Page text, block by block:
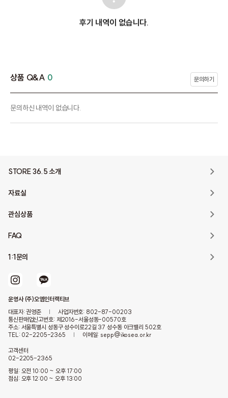
후기 내역이 없습니다.
상품 Q&A 0 문의하기
문의하신 내역이 없습니다.
STORE 36.5 소개
자료실
관심상품
FAQ
1:1문의
운영사 (주)오엠인터랙티브
대표자: 권영준
|
사업자번호: 802-87-00203
통신판매업신고번호: 제2016-서울성동-00570호
주소: 서울특별시 성동구 성수이로22길 37 성수동 아크밸리 502호
TEL: 02-2205-2365
| 이메일: sepp@ikosea.or.kr
고객센터
02-2205-2365
평일: 오전 10:00 ~ 오후 17:00
점심: 오후 12:00 ~ 오후 13:00